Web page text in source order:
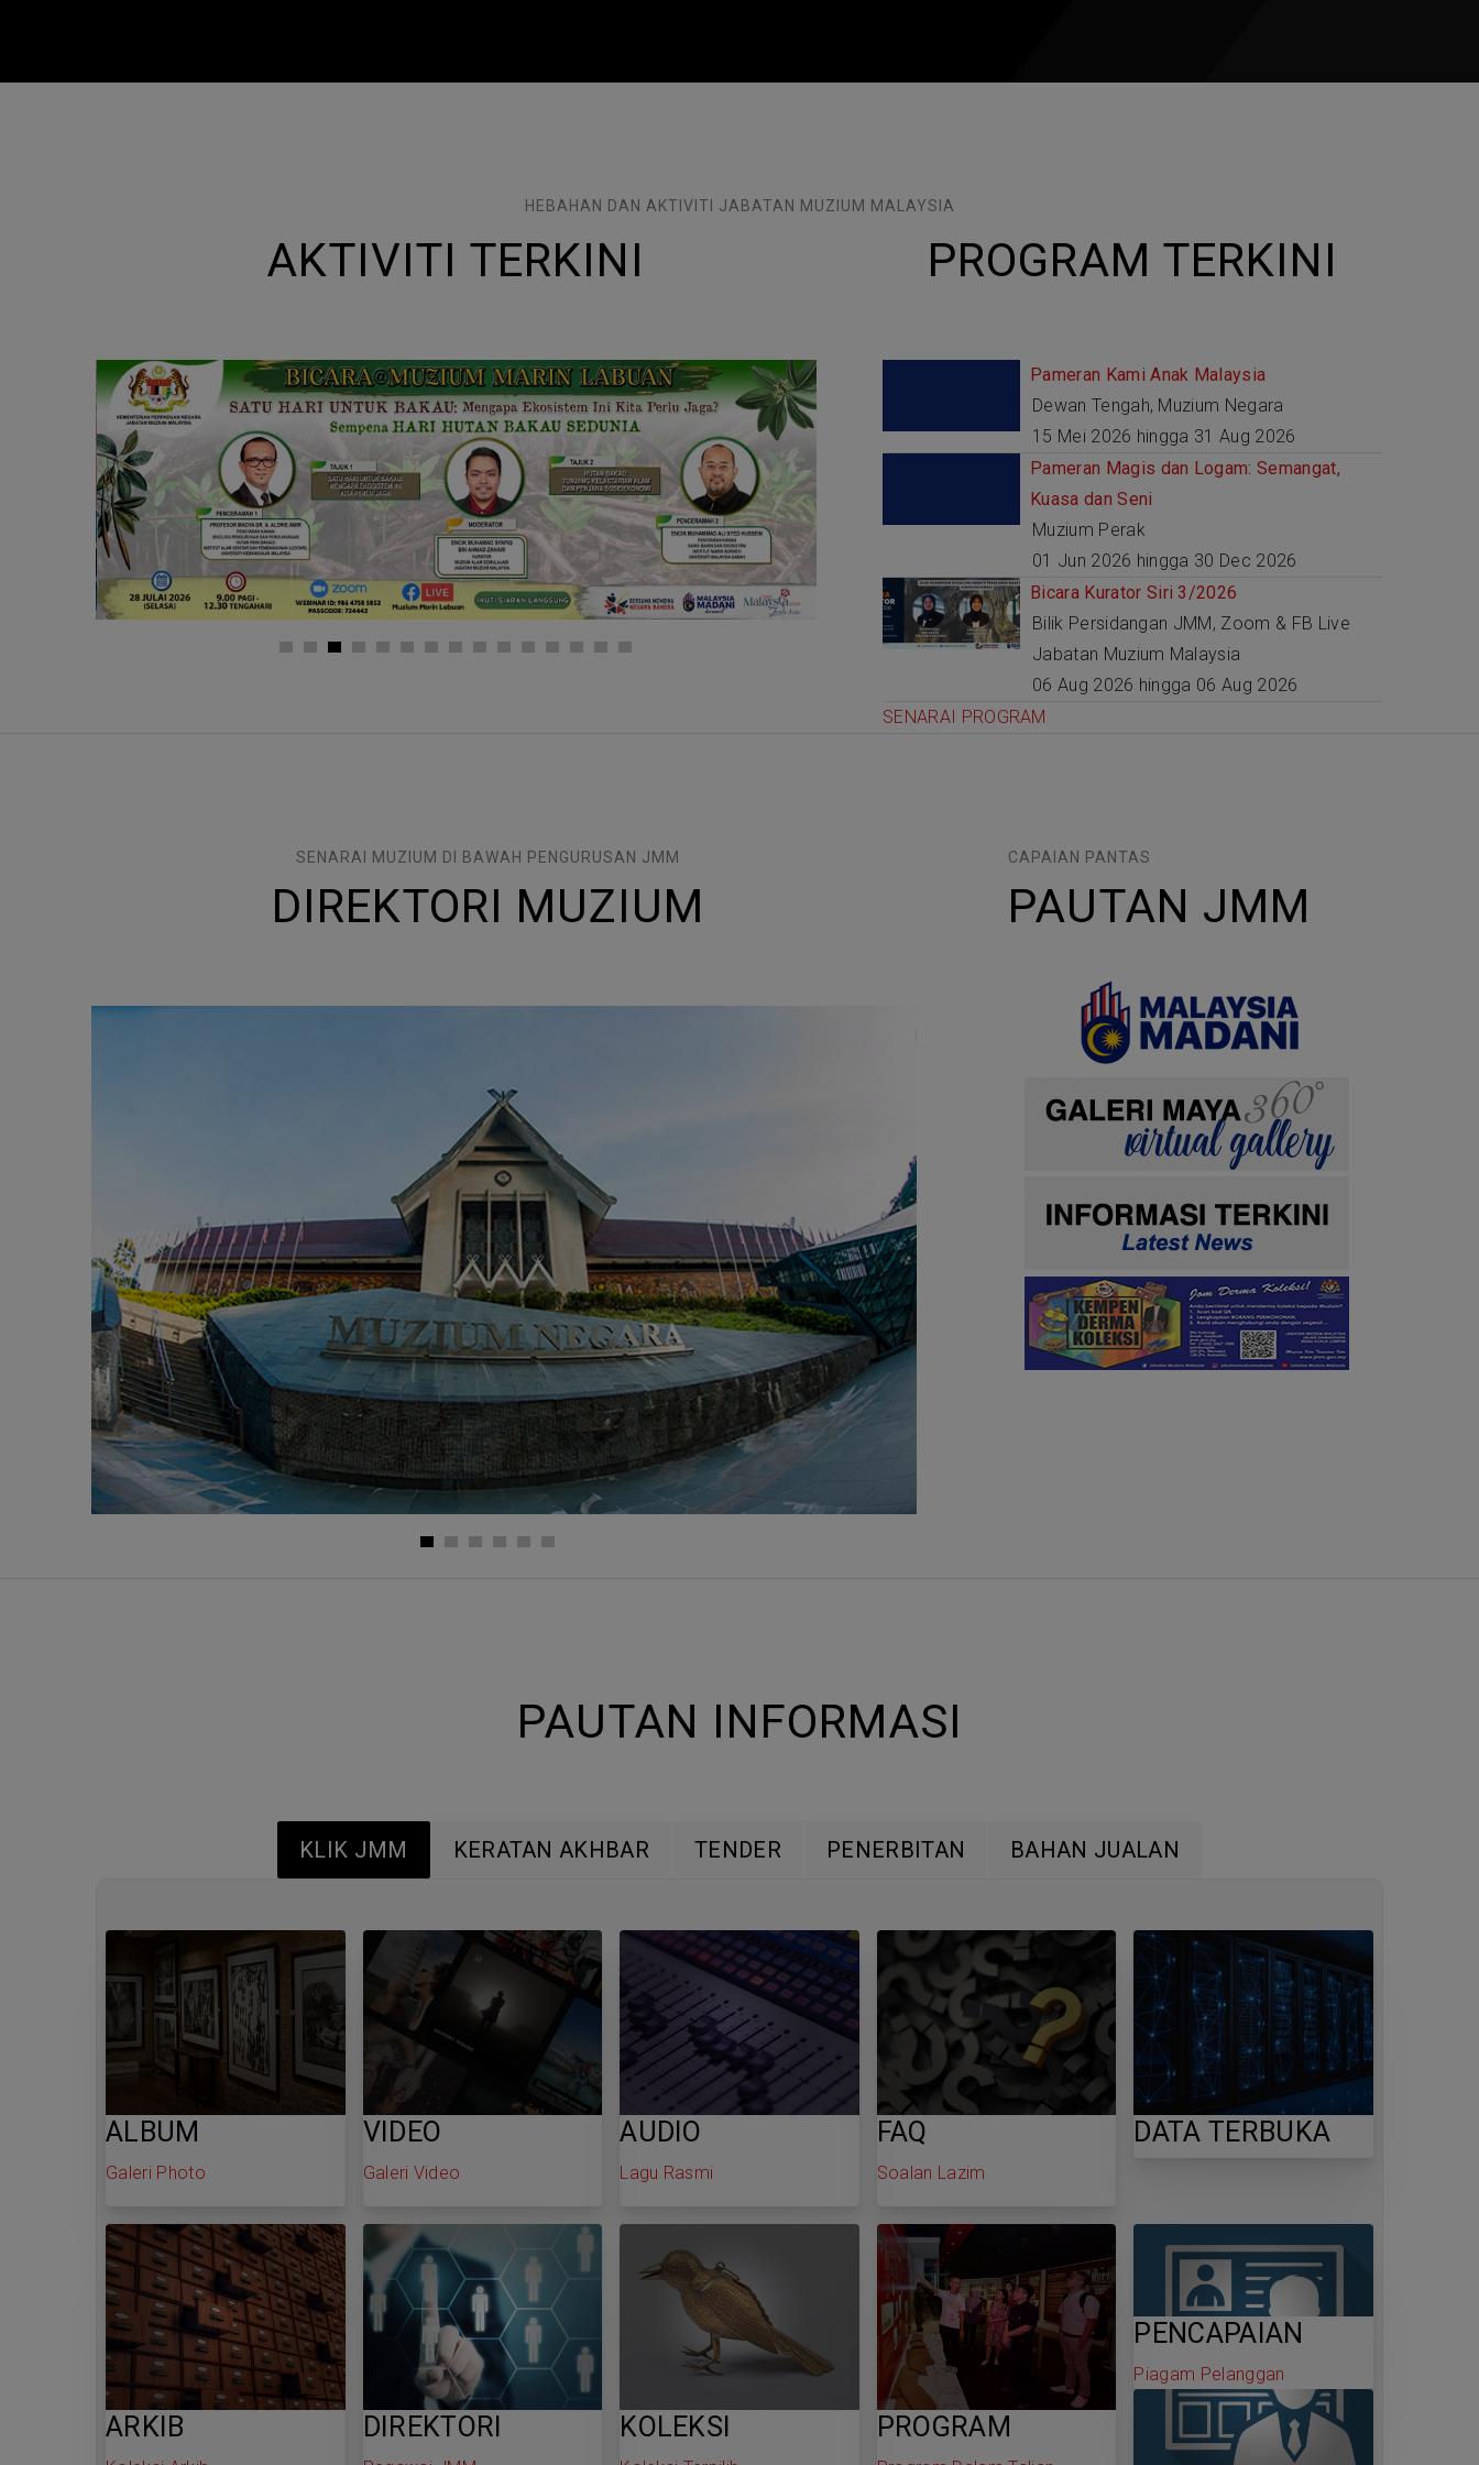
HEBAHAN DAN AKTIVITI JABATAN MUZIUM MALAYSIA
AKTIVITI TERKINI PROGRAM TERKINI
Pameran Kami Anak Malaysia
Dewan Tengah, Muzium Negara
15 Mei 2026 hingga 31 Aug 2026
Pameran Magis dan Logam: Semangat,
Kuasa dan Seni
Muzium Perak
01 Jun 2026 hingga 30 Dec 2026
Bicara Kurator Siri 3/2026
Bilik Persidangan JMM, Zoom & FB Live
Jabatan Muzium Malaysia
06 Aug 2026 hingga 06 Aug 2026
SENARAI PROGRAM
SENARAI MUZIUM DI BAWAH PENGURUSAN JMM
DIREKTORI MUZIUM
SENARAI MUZIUM
CAPAIAN PANTAS
PAUTAN JMM
PAUTAN INFORMASI
KLIK JMM KERATAN AKHBAR TENDER PENERBITAN BAHAN JUALAN
ALBUM
Galeri Photo
VIDEO
Galeri Video
AUDIO
Lagu Rasmi
FAQ
Soalan Lazim
DATA TERBUKA
ARKIB DIREKTORI KOLEKSI PROGRAM
PENCAPAIAN
Piagam Pelanggan